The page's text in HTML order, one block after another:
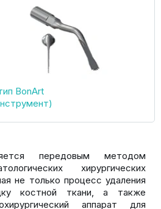
передовым методом
хирургических
не только процесс удаления
костной ткани, а также
аппарат для